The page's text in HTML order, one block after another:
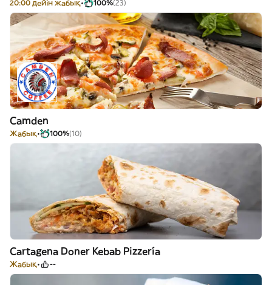
20:00 дейін жабық 100%(23)
Camden
Жабық 100%(10)
Cartagena Doner Kebab Pizzería
Жабық --